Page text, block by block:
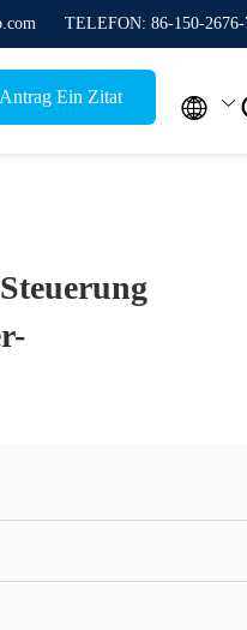
TELEFON: 86-150-2676-
Antrag Ein Zitat 